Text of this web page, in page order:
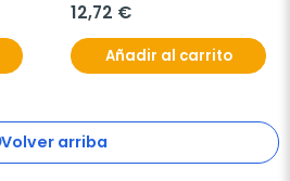
12,72 €
Añadir al carrito
Volver arriba